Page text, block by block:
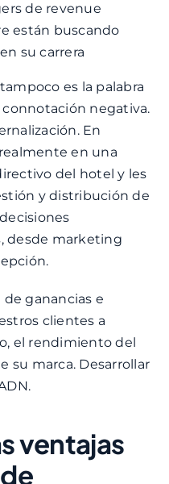
de revenue
están buscando
su carrera
es la palabra
negativa.
En
en una
del hotel y les
y distribución de
desde marketing
de ganancias e
clientes a
el rendimiento del
su marca. Desarrollar
ventajas